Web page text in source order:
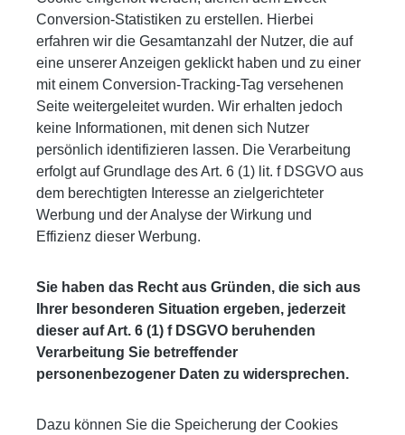
Conversion-Statistiken zu erstellen. Hierbei
erfahren wir die Gesamtanzahl der Nutzer, die auf
eine unserer Anzeigen geklickt haben und zu einer
mit einem Conversion-Tracking-Tag versehenen
Seite weitergeleitet wurden. Wir erhalten jedoch
keine Informationen, mit denen sich Nutzer
persönlich identifizieren lassen. Die Verarbeitung
erfolgt auf Grundlage des Art. 6 (1) lit. f DSGVO aus
dem berechtigten Interesse an zielgerichteter
Werbung und der Analyse der Wirkung und
Effizienz dieser Werbung.
Sie haben das Recht aus Gründen, die sich aus
Ihrer besonderen Situation ergeben, jederzeit
dieser auf Art. 6 (1) f DSGVO beruhenden
Verarbeitung Sie betreffender
personenbezogener Daten zu widersprechen.
Dazu können Sie die Speicherung der Cookies